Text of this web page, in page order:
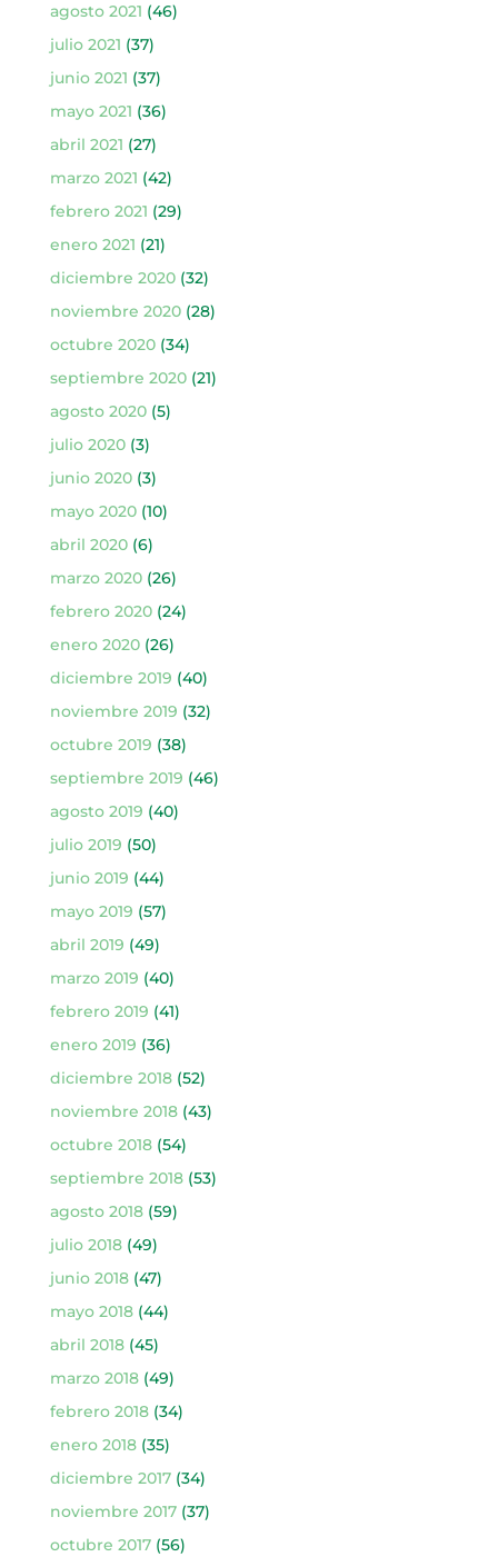
agosto 2021 (46)
julio 2021 (37)
junio 2021 (37)
mayo 2021 (36)
abril 2021 (27)
marzo 2021 (42)
febrero 2021 (29)
enero 2021 (21)
diciembre 2020(32)
noviembre 2020(28)
octubre 2020(34)
septiembre 2020(21)
agosto 2020(5)
julio 2020(3)
junio 2020(3)
mayo 2020(10)
abril 2020(6)
marzo 2020(26)
febrero 2020(24)
enero 2020(26)
diciembre 2019 (40)
noviembre 2019 (32)
octubre 2019 (38)
septiembre 2019 (46)
agosto 2019 (40)
julio 2019 (50)
junio 2019 (44)
mayo 2019 (57)
abril 2019 (49)
marzo 2019 (40)
febrero 2019 (41)
enero 2019 (36)
diciembre 2018(52)
noviembre 2018(43)
octubre 2018(54)
septiembre 2018(53)
agosto 2018(59)
julio 2018(49)
junio 2018(47)
mayo 2018(44)
abril 2018(45)
marzo 2018(49)
febrero 2018(34)
enero 2018(35)
diciembre 2017(34)
noviembre 2017(37)
octubre 2017(56)